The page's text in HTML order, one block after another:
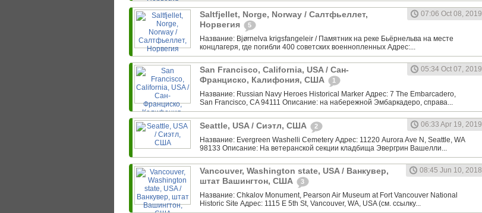
Saltfjellet, Norge, Norway / Салтфьеллет,
Норвегия
5
07:06 Oct 08, 2019
Название: Bjørnelva krigsfangeleir / Памятник на реке Бьёрнельва на месте
концлагеря, где погибли 400 советских военнопленных Адрес:...
San Francisco, California, USA / Сан-
Франциско, Калифония, США
1
05:34 Oct 07, 2019
Название: Russian Navy Heroes Historical Marker Адрес: 7 The Embarcadero,
San Francisco, CA 94111 Описание: на набережной Эмбаркадеро, справа...
Seattle, USA / Сиэтл, США 2
06:33 Apr 19, 2019
Название: Evergreen Washelli Cemetery Адрес: 11220 Aurora Ave N, Seattle, WA
98133 Описание: На ветеранской секции кладбища Эвергрин Вашелли...
Vancouver, Washington state, USA / Ванкувер,
штат Вашингтон, США
3
08:45 Jun 10, 2018
Название: Chkalov Monument, Pearson Air Museum at Fort Vancouver National
Historic Site Адрес: 1115 E 5th St, Vancouver, WA, USA (см. ссылку...